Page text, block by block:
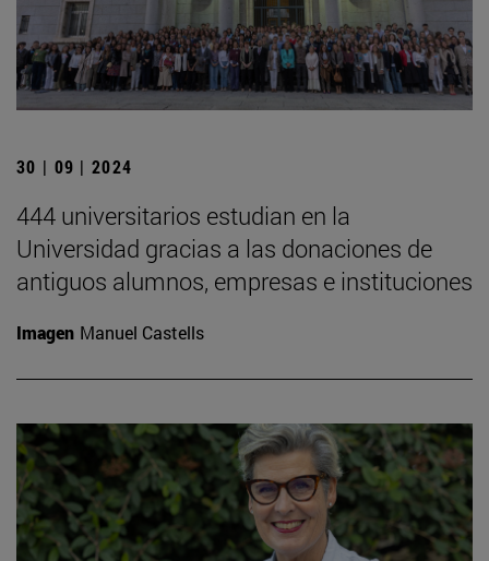
30 | 09 | 2024
444 universitarios estudian en la
Universidad gracias a las donaciones de
antiguos alumnos, empresas e instituciones
Imagen Manuel Castells